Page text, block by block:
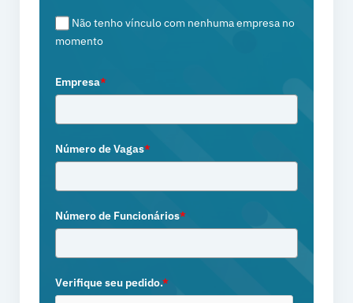
Não tenho vínculo com nenhuma empresa no
momento
Empresa*
Número de Vagas*
Número de Funcionários*
Verifique seu pedido.*